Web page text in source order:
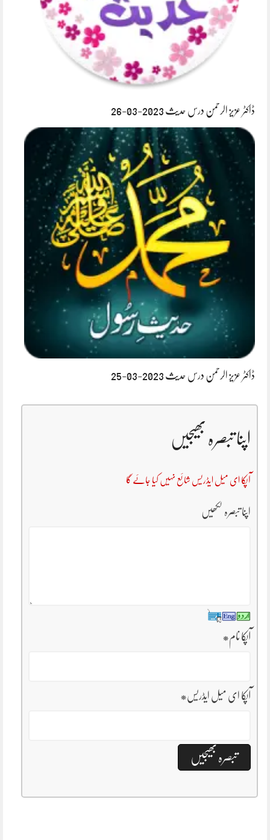
ڈاکٹر عزیز الرحمن درس حدیث 2023-03-26
ڈاکٹر عزیز الرحمن درس حدیث 2023-03-25
اپنا تبصرہ بھیجیں
آپکا ای میل ایڈریس شائع نہیں کیا جائے گا
اپنا تبصرہ لکھیں
آپکا نام*
آپکا ای میل ایڈریس*